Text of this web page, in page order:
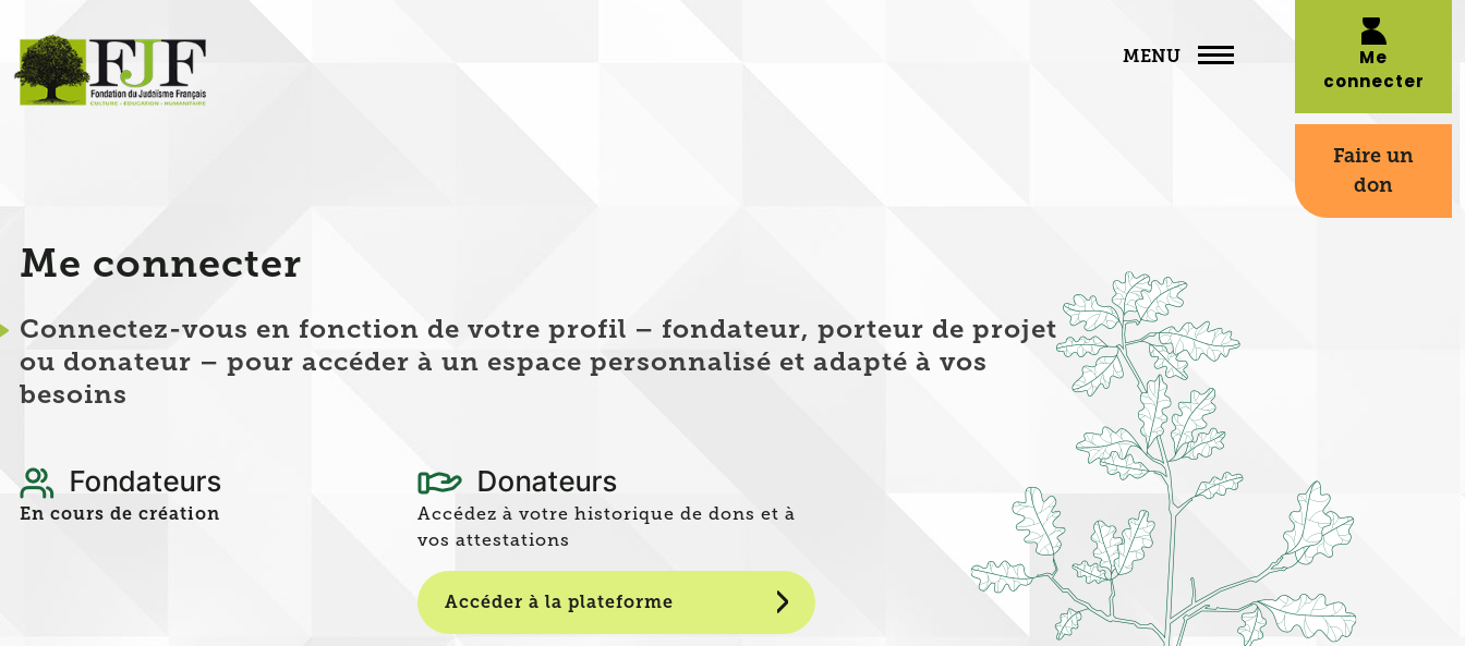
MENU
Me
connecter
Faire un
don
Me connecter
Connectez-vous en fonction de votre profil – fondateur, porteur de projet
ou donateur – pour accéder à un espace personnalisé et adapté à vos
besoins
Fondateurs
En cours de création
Donateurs
Accédez à votre historique de dons et à
vos attestations
Accéder à la plateforme
Panneau de gestion des cookies